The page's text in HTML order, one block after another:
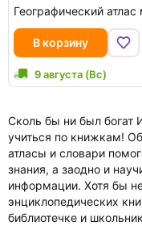
Географический атлас
В корзину
9 августа (Вс)
Сколь бы ни был богат
учиться по книжкам!
атласы и словари
знания, а заодно и
информации. Хотя бы
энциклопедических
библиотечке и